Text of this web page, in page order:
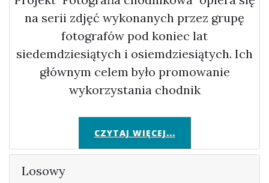
na serii zdjęć wykonanych przez grupę
fotografów pod koniec lat
siedemdziesiątych i osiemdziesiątych. Ich
głównym celem było promowanie
wykorzystania chodnik
CZYTAJ WIĘCEJ...
Losowy